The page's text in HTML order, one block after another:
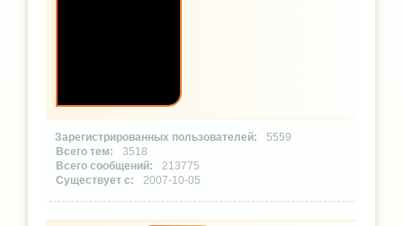
5559
3518
213775
2007-10-05